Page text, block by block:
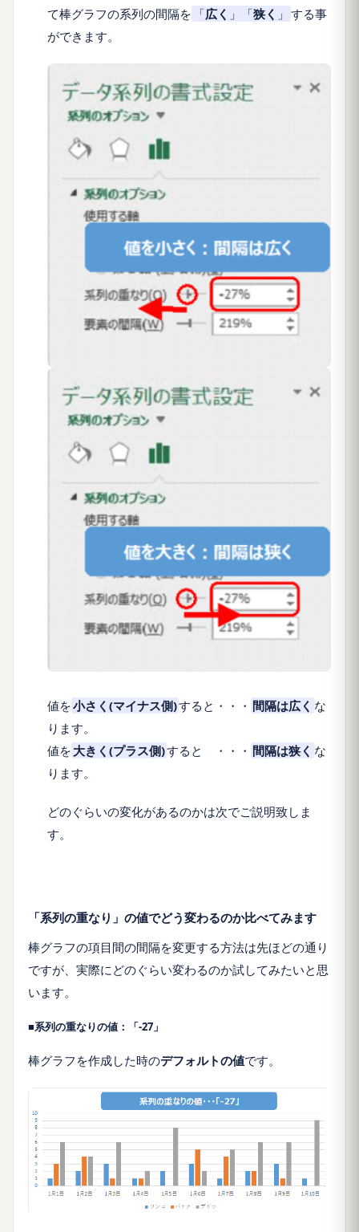
て棒グラフの系列の間隔を 「広く 」「狭く 」 する事
ができます。
値を小さく (マイナス側)すると・・・ 間隔は広く な
ります。
値を 大きく (プラス側)すると ・・・ 間隔は狭く な
ります。
どのぐらいの変化があるのかは次でご説明致しま
す。
「系列の重なり」の値でどう変わるのか比べてみます
棒グラフの項目間の間隔を変更する方法は先ほどの通り
ですが、実際にどのぐらい変わるのか試してみたいと思
います。
■系列の重なりの値：「-27」
棒グラフを作成した時のデフォルトの値です。